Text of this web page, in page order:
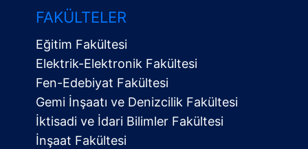
FAKÜLTELER
Eğitim Fakültesi
Elektrik-Elektronik Fakültesi
Fen-Edebiyat Fakültesi
Gemi İnşaatı ve Denizcilik Fakültesi
İktisadi ve İdari Bilimler Fakültesi
İnşaat Fakültesi